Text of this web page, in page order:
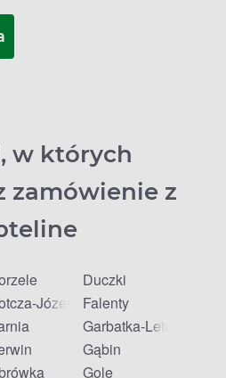
w których
zamówienie z
Józefów
Duczki
Falenty
Garbatka-Letnisko
Gąbin
Gole